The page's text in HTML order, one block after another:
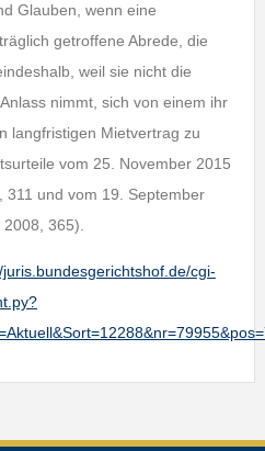
Glauben, wenn eine
getroffene Abrede, die
weil sie nicht die
nimmt, sich von einem ihr
langfristigen Mietvertrag zu
vom 25. November 2015
311 und vom 19. September
365).
juris.bundesgerichtshof.de/cgi-